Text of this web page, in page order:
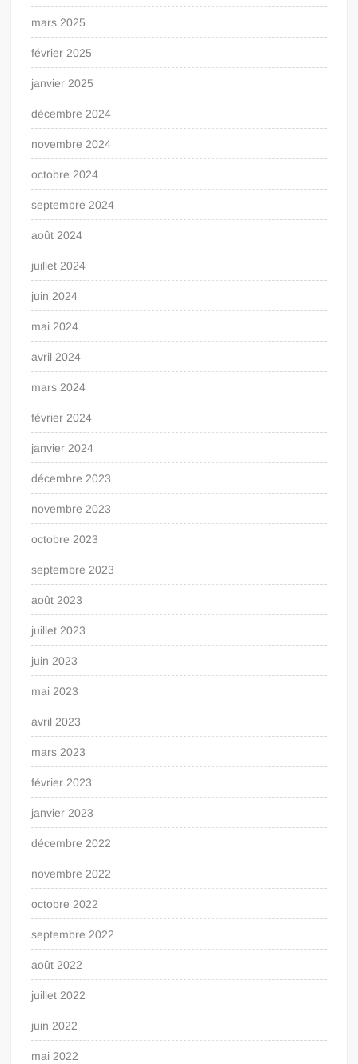
mars 2025
février 2025
janvier 2025
décembre 2024
novembre 2024
octobre 2024
septembre 2024
août 2024
juillet 2024
juin 2024
mai 2024
avril 2024
mars 2024
février 2024
janvier 2024
décembre 2023
novembre 2023
octobre 2023
septembre 2023
août 2023
juillet 2023
juin 2023
mai 2023
avril 2023
mars 2023
février 2023
janvier 2023
décembre 2022
novembre 2022
octobre 2022
septembre 2022
août 2022
juillet 2022
juin 2022
mai 2022